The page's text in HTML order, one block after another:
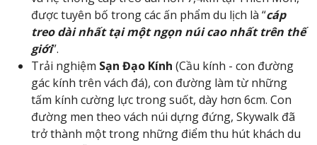
được tuyên bố trong các ấn phẩm du lịch là “cáp
treo dài nhất tại một ngọn núi cao nhất trên thế
giới”.
Trải nghiệm Sạn Đạo Kính (Cầu kính - con đường
gác kính trên vách đá), con đường làm từ những
tấm kính cường lực trong suốt, dày hơn 6cm. Con
đường men theo vách núi dựng đứng, Skywalk đã
trở thành một trong những điểm thu hút khách du